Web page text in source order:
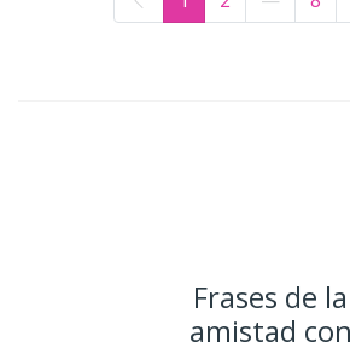
Frases de la
amistad con